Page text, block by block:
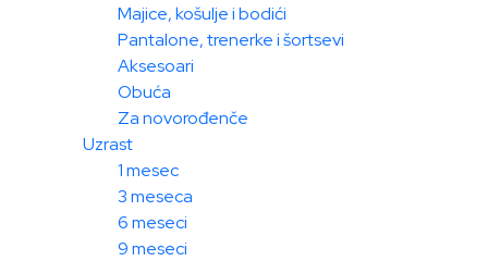
Majice, košulje i bodići
Pantalone, trenerke i šortsevi
Aksesoari
Obuća
Za novorođenče
Uzrast
1 mesec
3 meseca
6 meseci
9 meseci